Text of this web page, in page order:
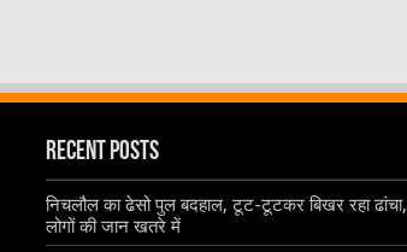
Recent Posts
निचलौल का ढेसो पुल बदहाल, टूट-टूटकर बिखर रहा ढांचा,
लोगों की जान खतरे में